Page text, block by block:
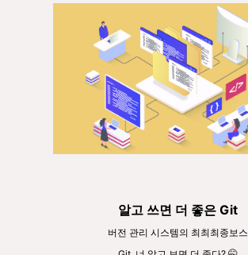
알고 쓰면 더 좋은 Git
버전 관리 시스템의 최최최종보스